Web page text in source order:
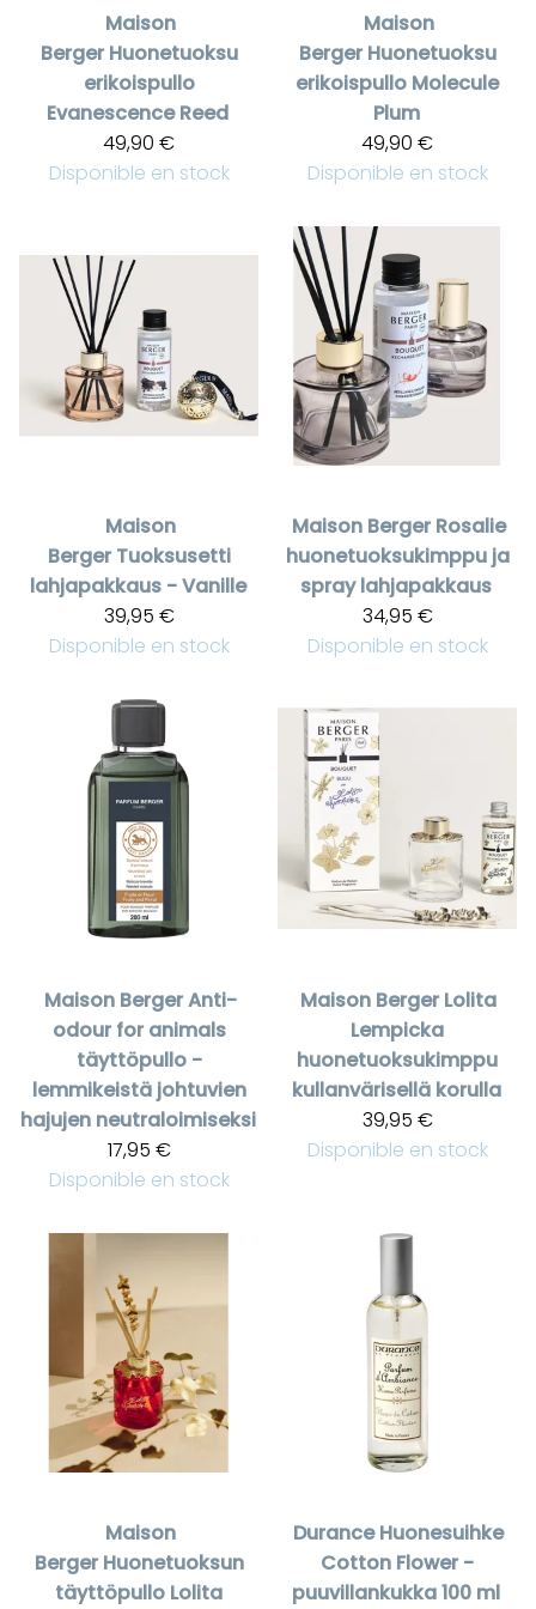
Maison
Berger Huonetuoksu
erikoispullo
Evanescence Reed
49,90 €
Disponible en stock
Maison
Berger Huonetuoksu
erikoispullo Molecule
Plum
49,90 €
Disponible en stock
Maison
Berger Tuoksusetti
lahjapakkaus - Vanille
39,95 €
Disponible en stock
Maison Berger Rosalie
huonetuoksukimppu ja
spray lahjapakkaus
34,95 €
Disponible en stock
Maison BergerAnti-
odour for animals
täyttöpullo -
lemmikeistä johtuvien
hajujen neutraloimiseksi
17,95 €
Disponible en stock
Maison Berger Lolita
Lempicka
huonetuoksukimppu
kullanvärisellä korulla
39,95 €
Disponible en stock
Maison
Berger Huonetuoksun
täyttöpullo Lolita
Durance Huonesuihke
Cotton Flower -
puuvillankukka 100 ml